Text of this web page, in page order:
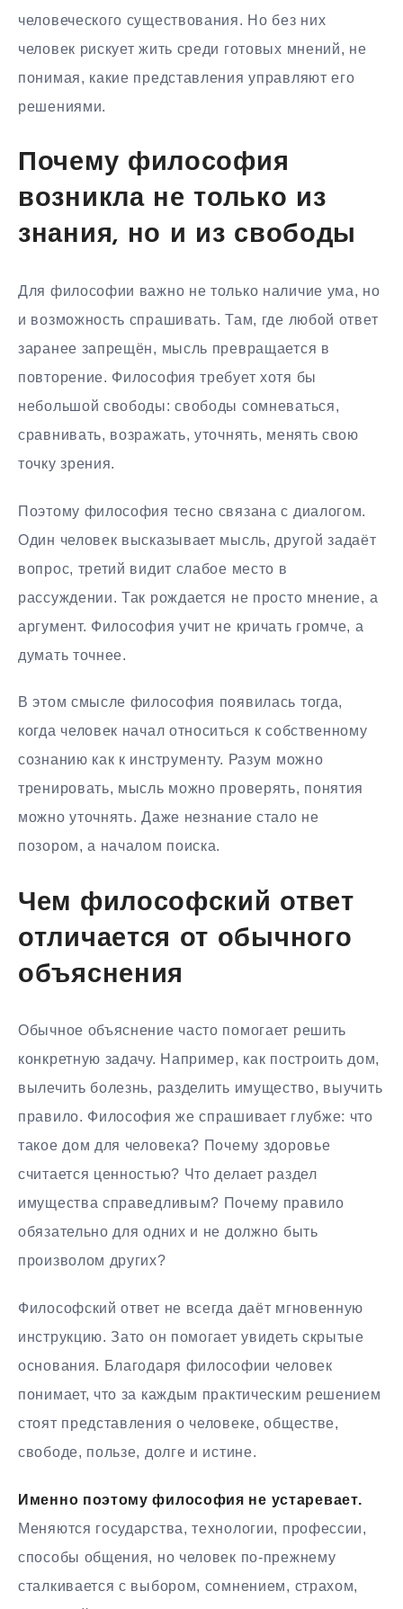
человеческого существования. Но без них
человек рискует жить среди готовых мнений, не
понимая, какие представления управляют его
решениями.
Почему философия
возникла не только из
знания, но и из свободы
Для философии важно не только наличие ума, но
и возможность спрашивать. Там, где любой ответ
заранее запрещён, мысль превращается в
повторение. Философия требует хотя бы
небольшой свободы: свободы сомневаться,
сравнивать, возражать, уточнять, менять свою
точку зрения.
Поэтому философия тесно связана с диалогом.
Один человек высказывает мысль, другой задаёт
вопрос, третий видит слабое место в
рассуждении. Так рождается не просто мнение, а
аргумент. Философия учит не кричать громче, а
думать точнее.
В этом смысле философия появилась тогда,
когда человек начал относиться к собственному
сознанию как к инструменту. Разум можно
тренировать, мысль можно проверять, понятия
можно уточнять. Даже незнание стало не
позором, а началом поиска.
Чем философский ответ
отличается от обычного
объяснения
Обычное объяснение часто помогает решить
конкретную задачу. Например, как построить дом,
вылечить болезнь, разделить имущество, выучить
правило. Философия же спрашивает глубже: что
такое дом для человека? Почему здоровье
считается ценностью? Что делает раздел
имущества справедливым? Почему правило
обязательно для одних и не должно быть
произволом других?
Философский ответ не всегда даёт мгновенную
инструкцию. Зато он помогает увидеть скрытые
основания. Благодаря философии человек
понимает, что за каждым практическим решением
стоят представления о человеке, обществе,
свободе, пользе, долге и истине.
Именно поэтому философия не устаревает.
Меняются государства, технологии, профессии,
способы общения, но человек по-прежнему
сталкивается с выбором, сомнением, страхом,